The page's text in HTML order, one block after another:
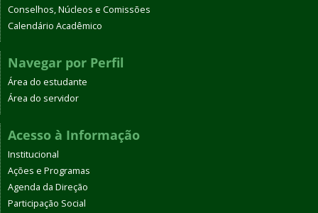
Conselhos, Núcleos e Comissões
Calendário Acadêmico
Navegar por Perfil
Área do estudante
Área do servidor
Acesso à Informação
Institucional
Ações e Programas
Agenda da Direção
Participação Social